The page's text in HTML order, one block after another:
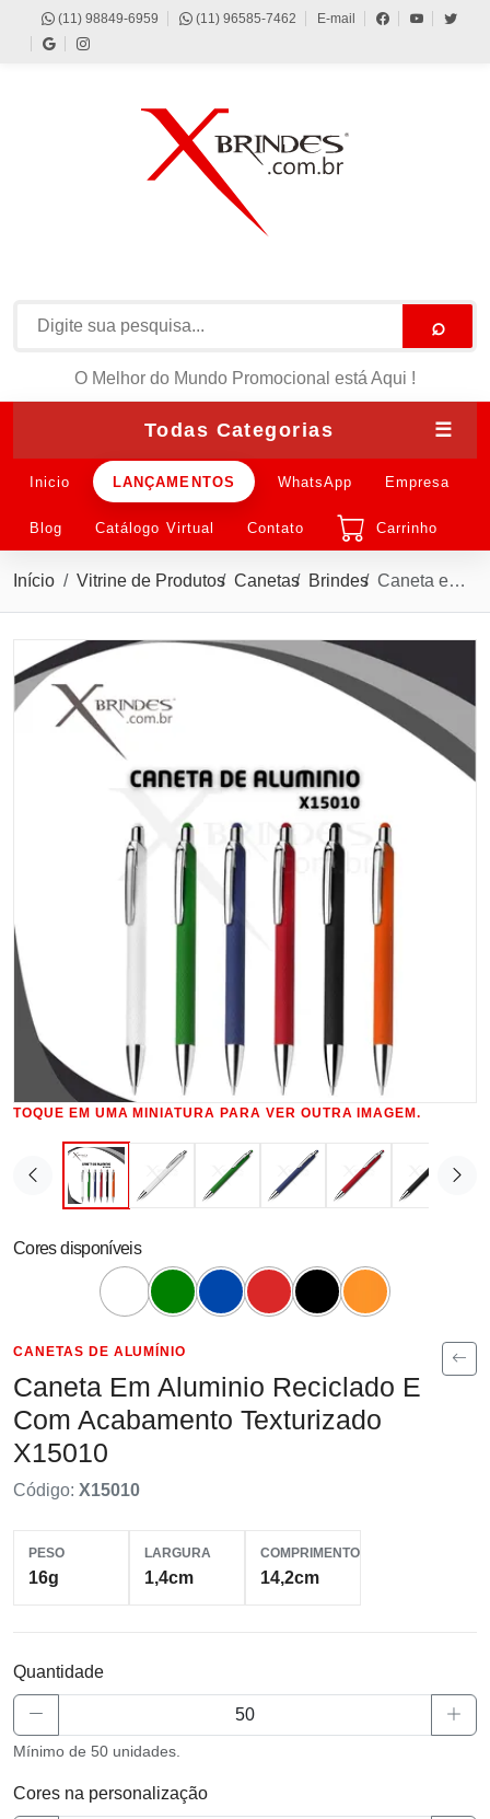
(11) 98849-6959 (11) 96585-7462 E-mail
⌕
O Melhor do Mundo Promocional está Aqui !
Todas Categorias ☰
Inicio LANÇAMENTOS WhatsApp Empresa
Blog Catálogo Virtual Contato Carrinho
Início Vitrine de Produtos Canetas Brindes Caneta em Aluminio Reciclado e com acabamento texturizado X15010
TOQUE EM UMA MINIATURA PARA VER OUTRA IMAGEM.
Cores disponíveis
CANETAS DE ALUMÍNIO
Caneta Em Aluminio Reciclado E
Com Acabamento Texturizado
X15010
Código: X15010
PESO
16g
LARGURA
1,4cm
COMPRIMENTO
14,2cm
Quantidade
Mínimo de 50 unidades.
Cores na personalização